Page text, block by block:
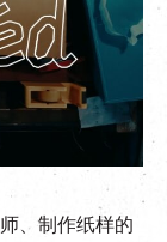
、制作纸样的